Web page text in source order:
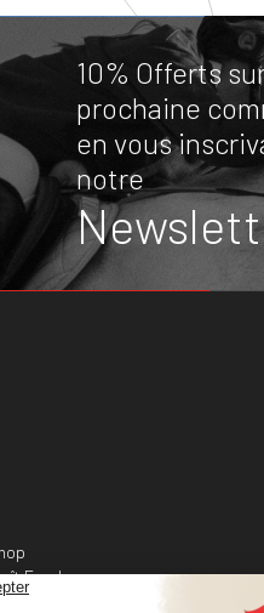
10% Offerts
prochaine
en vous
notre
Frachon
Herblain